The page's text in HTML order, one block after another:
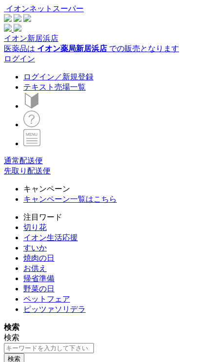
イオンネットスーパー
イオン新居浜店
医薬品は イオン薬局新居浜店 での販売となります
ログイン
ログイン／新規登録
テキスト売場一覧
通常配送便
先取り配送便
キャンペーン
キャンペーン一覧はこちら
注目ワード
切り花
イオン生活応援
すいか
焼肉の日
お供え
帰省準備
野菜の日
ペットフェア
ピッツァソリデラ
検索
検索
検索